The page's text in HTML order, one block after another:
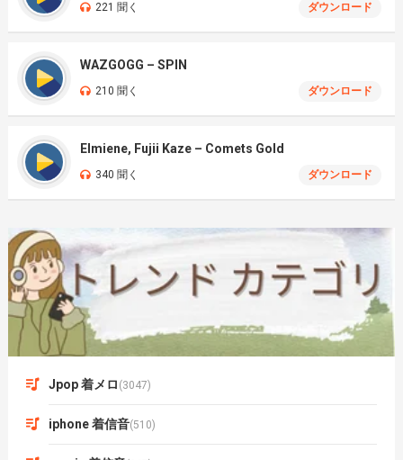
221 聞く ダウンロード
WAZGOGG – SPIN
210 聞く ダウンロード
Elmiene, Fujii Kaze – Comets Gold
340 聞く ダウンロード
Jpop 着メロ (3047)
iphone 着信音(510)